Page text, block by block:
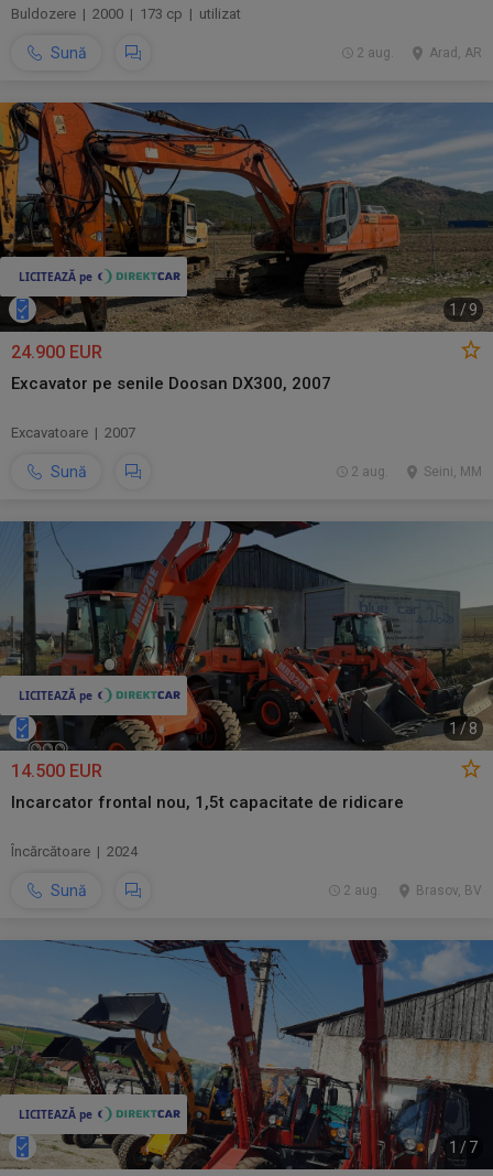
Buldozere | 2000 | 173 cp | utilizat
Sună Arad, AR
2 aug.
1 / 9
24.900 EUR
Excavator pe senile Doosan DX300, 2007
Excavatoare | 2007
Sună Seini, MM
2 aug.
1/ 8
14.500 EUR
Incarcator frontal nou, 1,5t capacitate de ridicare
Încărcătoare | 2024
Sună Brasov, BV
2 aug.
1 / 7